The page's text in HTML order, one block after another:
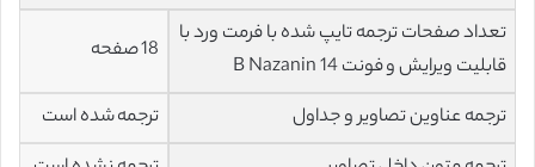
تعداد صفحات ترجمه تایپ شده با فرمت ورد با
قابلیت ویرایش و فونت 14 B Nazanin
18 صفحه
ترجمه عناوین تصاویر و جداول
ترجمه شده است